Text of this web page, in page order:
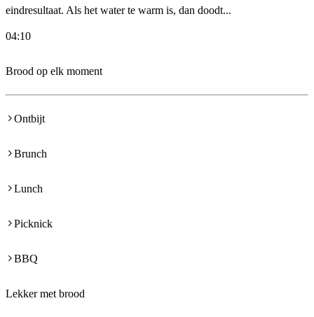
eindresultaat. Als het water te warm is, dan doodt...
04:10
Brood op elk moment
Ontbijt
Brunch
Lunch
Picknick
BBQ
Lekker met brood